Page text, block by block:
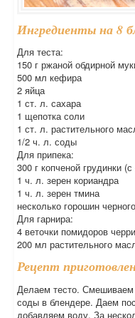
Ингредиенты на 8
Для теста:
150 г ржаной обдирной
500 мл кефира
2 яйца
1 ст. л. сахара
1 щепотка соли
1 ст. л. растительного
1/2 ч. л. соды
Для припека:
300 г копченой грудинки
1 ч. л. зерен кориандра
1 ч. л. зерен тмина
несколько горошин
Для гарнира:
4 веточки помидоров черри
200 мл растительного
Рецепт
Делаем тесто. Смешиваем
соды в блендере. Даем
добавляем воду. За